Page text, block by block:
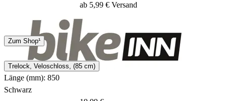
Hermes
12 - 14 Tage
ab 5,99 € Versand
Zum Shop¹
Trelock, Veloschloss, (85 cm)
Länge (mm): 850
Schwarz